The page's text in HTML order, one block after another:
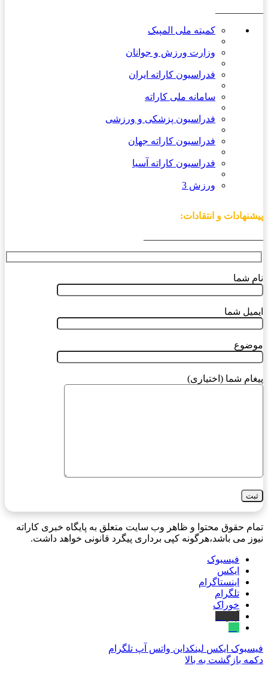
کمیته ملی المپیک
وزارت ورزش و جوانان
فدراسیون کاراته ایران
سامانه ملی کاراته
فدراسیون پزشکی و ورزشی
فدراسیون کاراته جهان
فدراسیون کاراته آسیا
ورزش 3
پیشنهادات و انتقادات:
نام شما
ایمیل شما
موضوع
پیغام شما (اختیاری)
تمام حقوق محتوا و ظاهر وب سایت متعلق به پایگاه خبری کاراته
نیوز می باشد،هرگونه کپی برداری پیگرد قانونی خواهد داشت.
فیسبوک
ایکس
اینستاگرام
تلگرام
خوراک
فیسبوک ایکس لینکداین واتس آپ تلگرام
دکمه بازگشت به بالا